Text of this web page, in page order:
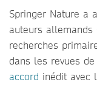
Springer Nature a
auteurs
recherches
dans les revues
accord inédit avec